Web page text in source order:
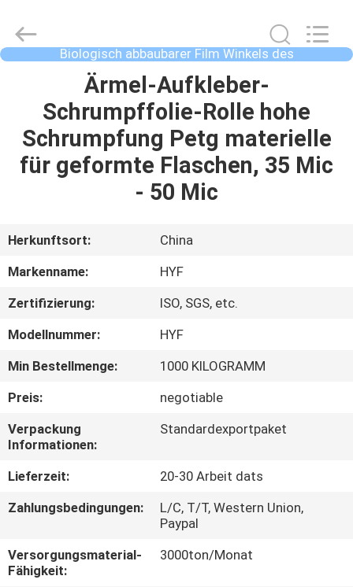
PRODUKTE
VIDEOS
ÜBER
UNS
FABRIK-
AUSFLUG
QUALITÄTSKONTROLLE
TRETEN
SIE
UNS
IN
VERBINDUNG
Ltd..
All
Rights
Biologisch abbaubarer Film Winkels des
Leistungshebels
Ärmel-Aufkleber-
Schrumpffolie-Rolle hohe
Schrumpfung Petg materielle
für geformte Flaschen, 35 Mic
- 50 Mic
Herkunftsort:
China
Markenname:
HYF
Zertifizierung:
ISO, SGS, etc.
Modellnummer:
HYF
Min Bestellmenge:
1000 KILOGRAMM
Preis:
negotiable
Verpackung
Informationen:
Standardexportpaket
Lieferzeit:
20-30 Arbeit dats
Zahlungsbedingungen:
L/C, T/T, Western Union,
Paypal
Versorgungsmaterial-
Fähigkeit:
3000ton/Monat